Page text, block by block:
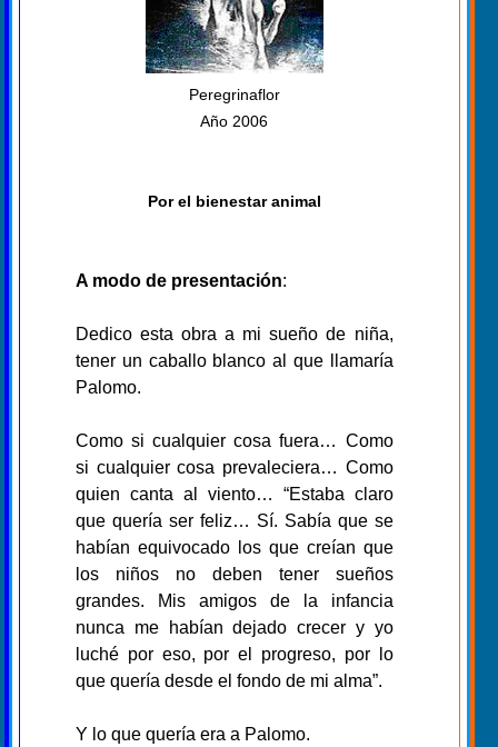
Peregrinaflor
Año 2006
Por el bienestar animal
A modo de presentación:
Dedico esta obra a mi sueño de niña,
tener un caballo blanco al que llamaría
Palomo.
Como si cualquier cosa fuera… Como
si cualquier cosa prevaleciera… Como
quien canta al viento… “Estaba claro
que quería ser feliz… Sí. Sabía que se
habían equivocado los que creían que
los niños no deben tener sueños
grandes. Mis amigos de la infancia
nunca me habían dejado crecer y yo
luché por eso, por el progreso, por lo
que quería desde el fondo de mi alma”.
Y lo que quería era a Palomo.